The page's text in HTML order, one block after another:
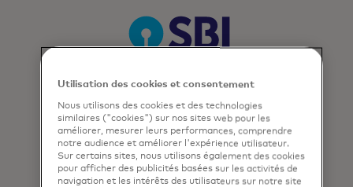
Utilisation des cookies et consentement
Nous utilisons des cookies et des technologies
similaires ("cookies") sur nos sites web pour les
améliorer, mesurer leurs performances, comprendre
notre audience et améliorer l'expérience utilisateur.
Sur certains sites, nous utilisons également des cookies
pour afficher des publicités basées sur les activités de
navigation et les intérêts des utilisateurs sur notre site